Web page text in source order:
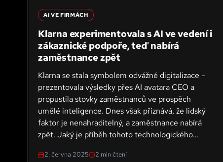
AI VE FIRMÁCH
Klarna experimentovala s AI ve vedení i
zákaznické podpoře, teď nabírá
zaměstnance zpět
Klarna se stala symbolem odvážné digitalizace –
prezentovala výsledky přes AI avatara CEO a
propustila stovky zaměstnanců ve prospěch
umělé inteligence. Dnes však přiznává, že lidský
faktor je nenahraditelný, a zaměstnance nabírá
zpět. Jaký je příběh tohoto technologického
2. června 2025 2 min čtení